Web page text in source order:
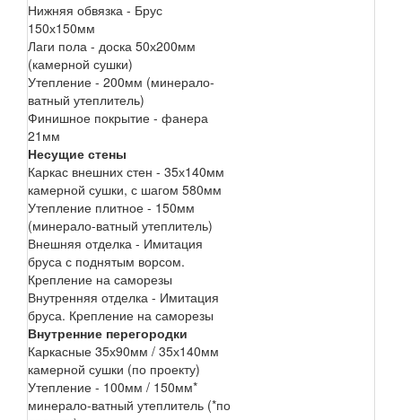
Нижняя обвязка - Брус
150х150мм
Лаги пола - доска 50х200мм
(камерной сушки)
Утепление - 200мм (минерало-
ватный утеплитель)
Финишное покрытие - фанера
21мм
Несущие стены
Каркас внешних стен - 35х140мм
камерной сушки, с шагом 580мм
Утепление плитное - 150мм
(минерало-ватный утеплитель)
Внешняя отделка - Имитация
бруса с поднятым ворсом.
Крепление на саморезы
Внутренняя отделка - Имитация
бруса. Крепление на саморезы
Внутренние перегородки
Каркасные 35х90мм / 35х140мм
камерной сушки (по проекту)
Утепление - 100мм / 150мм*
минерало-ватный утеплитель (*по